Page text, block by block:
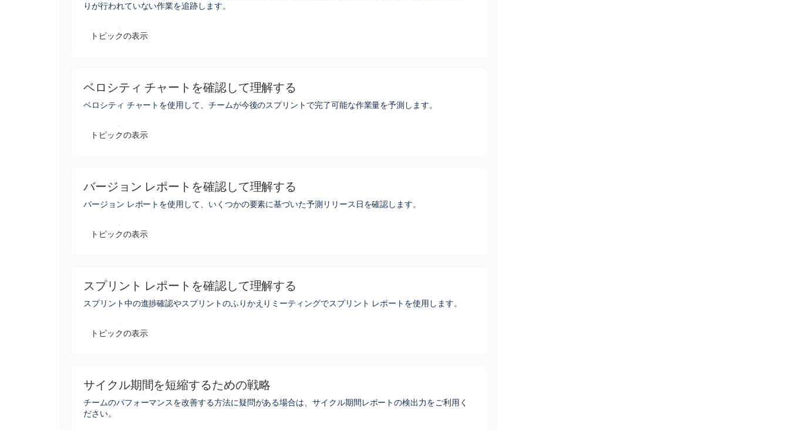
りが行われていない作業を追跡します。
トピックの表示
ベロシティ チャートを確認して理解する
ベロシティ チャートを使用して、チームが今後のスプリントで完了可能な作業量を予測します。
トピックの表示
バージョン レポートを確認して理解する
バージョン レポートを使用して、いくつかの要素に基づいた予測リリース日を確認します。
トピックの表示
スプリント レポートを確認して理解する
スプリント中の進捗確認やスプリントのふりかえりミーティングでスプリント レポートを使用します。
トピックの表示
サイクル期間を短縮するための戦略
チームのパフォーマンスを改善する方法に疑問がある場合は、サイクル期間レポートの検出力をご利用く
ださい。